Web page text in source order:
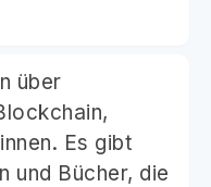
über
Es gibt
und Bücher, die